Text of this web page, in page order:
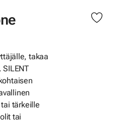
takaa
tärkeille
tai